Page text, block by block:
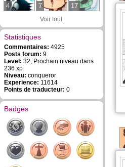
4 7 17
Voir tout
Statistiques
Commentaires: 4925
Posts forum: 9
Level: 32, Prochain niveau dans
236 xp
Niveau: conqueror
Experience: 11614
Points de traducteur: 0
Badges